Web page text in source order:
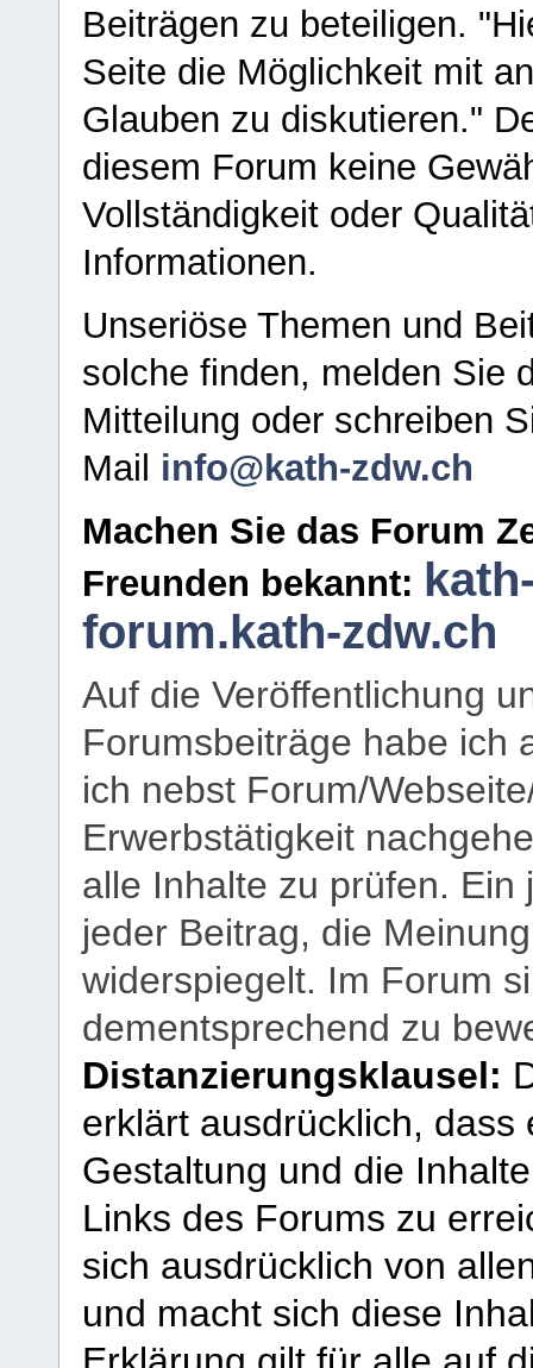
Beiträgen zu beteiligen.
Seite die Möglichkeit mit
Glauben zu diskutieren."
diesem Forum keine
Vollständigkeit oder
Informationen.
Unseriöse Themen und
solche finden, melden Sie
Mitteilung oder schreiben
Mail info@kath-zdw.ch
Machen Sie das Forum
Freunden bekannt:
forum.kath-zdw.ch
Auf die Veröffentlichung
Forumsbeiträge habe ich
ich nebst Forum/
Erwerbstätigkeit
alle Inhalte zu prüfen.
jeder Beitrag, die
widerspiegelt. Im Forum
dementsprechend zu
Distanzierungsklausel:
erklärt ausdrücklich,
Gestaltung und die
Links des Forums zu
sich ausdrücklich von
und macht sich diese